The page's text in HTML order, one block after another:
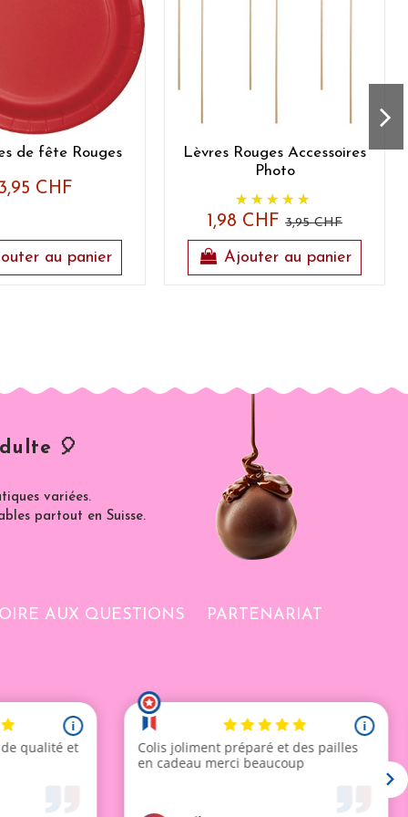
de fête Rouges
CHF
au panier
Lèvres Rouges Accessoires
Photo
1,98 CHF3,95 CHF
Ajouter au panier
🎈
variées.
partout en Suisse.
AUX QUESTIONS PARTENARIAT